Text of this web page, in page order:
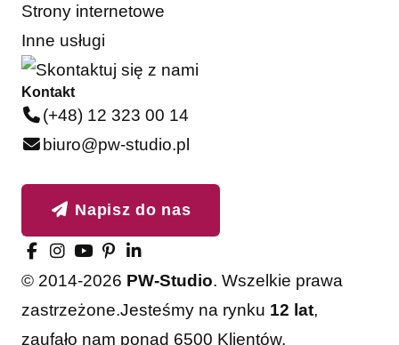
Strony internetowe
Inne usługi
Kontakt
(+48) 12 323 00 14
biuro@pw-studio.pl
Napisz do nas
© 2014-2026 PW-Studio. Wszelkie prawa
zastrzeżone.Jesteśmy na rynku 12 lat,
zaufało nam ponad 6500 Klientów.